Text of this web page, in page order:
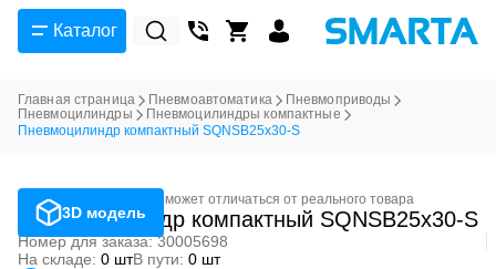
Каталог
Главная страница Пневмоавтоматика
Пневмоприводы
Пневмоцилиндры
Пневмоцилиндры компактные
Пневмоцилиндр компактный SQNSB25x30-S
3D модель
Фотография может отличаться от реального товара
Пневмоцилиндр компактный SQNSB25x30-S
Номер для заказа: 30005698
На складе: 0 штВ пути: 0 шт